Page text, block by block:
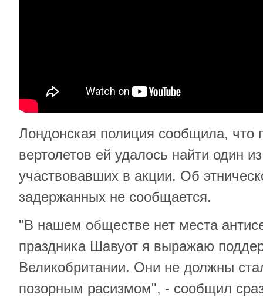
Лондонская полиция сообщила, что
вертолетов ей удалось найти один
участвовавших в акции. Об
задержанных не сообщается.
"В нашем обществе нет места
праздника Шавуот я выражаю
Великобритании. Они не должны
позорным расизмом", - сообщил